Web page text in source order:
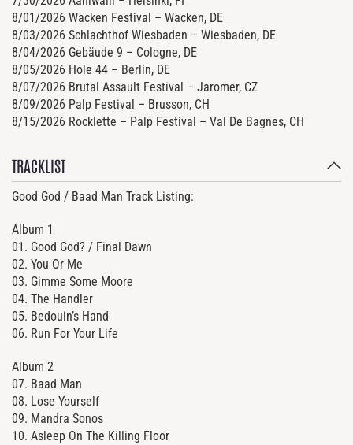
8/01/2026 Wacken Festival – Wacken, DE
8/03/2026 Schlachthof Wiesbaden – Wiesbaden, DE
8/04/2026 Gebäude 9 – Cologne, DE
8/05/2026 Hole 44 – Berlin, DE
8/07/2026 Brutal Assault Festival – Jaromer, CZ
8/09/2026 Palp Festival – Brusson, CH
8/15/2026 Rocklette – Palp Festival – Val De Bagnes, CH
TRACKLIST
Good God / Baad Man Track Listing:
Album 1
01. Good God? / Final Dawn
02. You Or Me
03. Gimme Some Moore
04. The Handler
05. Bedouin’s Hand
06. Run For Your Life
Album 2
07. Baad Man
08. Lose Yourself
09. Mandra Sonos
10. Asleep On The Killing Floor